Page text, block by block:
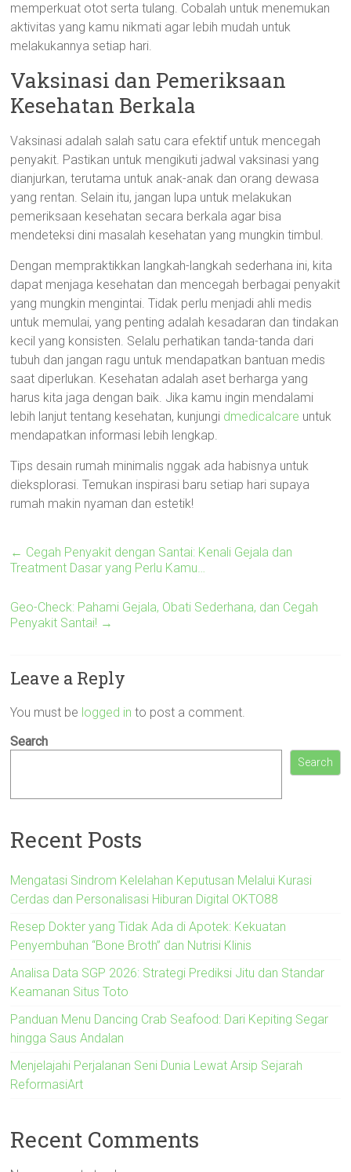
memperkuat otot serta tulang. Cobalah untuk menemukan
aktivitas yang kamu nikmati agar lebih mudah untuk
melakukannya setiap hari.
Vaksinasi dan Pemeriksaan
Kesehatan Berkala
Vaksinasi adalah salah satu cara efektif untuk mencegah
penyakit. Pastikan untuk mengikuti jadwal vaksinasi yang
dianjurkan, terutama untuk anak-anak dan orang dewasa
yang rentan. Selain itu, jangan lupa untuk melakukan
pemeriksaan kesehatan secara berkala agar bisa
mendeteksi dini masalah kesehatan yang mungkin timbul.
Dengan mempraktikkan langkah-langkah sederhana ini, kita
dapat menjaga kesehatan dan mencegah berbagai penyakit
yang mungkin mengintai. Tidak perlu menjadi ahli medis
untuk memulai, yang penting adalah kesadaran dan tindakan
kecil yang konsisten. Selalu perhatikan tanda-tanda dari
tubuh dan jangan ragu untuk mendapatkan bantuan medis
saat diperlukan. Kesehatan adalah aset berharga yang
harus kita jaga dengan baik. Jika kamu ingin mendalami
lebih lanjut tentang kesehatan, kunjungi dmedicalcare untuk
mendapatkan informasi lebih lengkap.
Tips desain rumah minimalis nggak ada habisnya untuk
dieksplorasi. Temukan inspirasi baru setiap hari supaya
rumah makin nyaman dan estetik!
← Cegah Penyakit dengan Santai: Kenali Gejala dan
Treatment Dasar yang Perlu Kamu…
Geo-Check: Pahami Gejala, Obati Sederhana, dan Cegah
Penyakit Santai! →
Leave a Reply
You must be logged in to post a comment.
Search
Search
Recent Posts
Mengatasi Sindrom Kelelahan Keputusan Melalui Kurasi
Cerdas dan Personalisasi Hiburan Digital OKTO88
Resep Dokter yang Tidak Ada di Apotek: Kekuatan
Penyembuhan “Bone Broth” dan Nutrisi Klinis
Analisa Data SGP 2026: Strategi Prediksi Jitu dan Standar
Keamanan Situs Toto
Panduan Menu Dancing Crab Seafood: Dari Kepiting Segar
hingga Saus Andalan
Menjelajahi Perjalanan Seni Dunia Lewat Arsip Sejarah
ReformasiArt
Recent Comments